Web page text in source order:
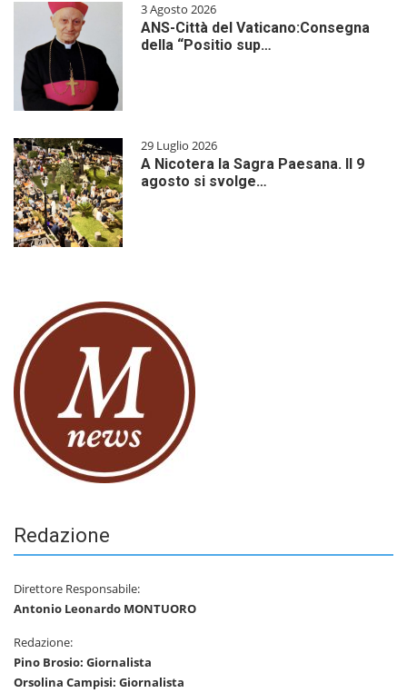
3 Agosto 2026
ANS-Città del Vaticano:Consegna
della “Positio sup…
29 Luglio 2026
A Nicotera la Sagra Paesana. Il 9
agosto si svolge…
Redazione
Direttore Responsabile:
Antonio Leonardo MONTUORO
Redazione:
Pino Brosio: Giornalista
Orsolina Campisi: Giornalista